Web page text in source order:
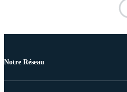
Notre Réseau